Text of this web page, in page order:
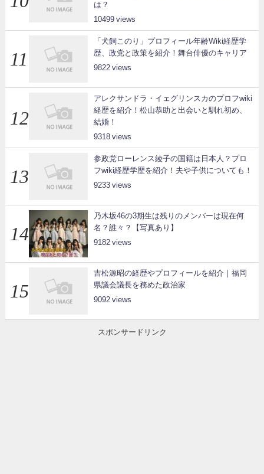
は？
10499
「犬飼このり」プロフィール年齢Wiki経歴学
歴、政党と政策を紹介！舞台俳優のキャリア
9822
アレクサンドラ・イェグリンスカのプロフwiki
経歴を紹介！松山恭助と出会いと馴れ初め、
結婚！
9318
参政党ローレンス綾子の国籍は日本人？プロ
フwiki経歴学歴を紹介！夫や子供についても！
9233
乃木坂46の3期生は残りのメンバーは現在何
名？誰々？【写真あり】
9182
吉松源昭の経歴やプロフィールを紹介｜福岡
県議会議長を務めた政治家
9092
スポンサードリンク